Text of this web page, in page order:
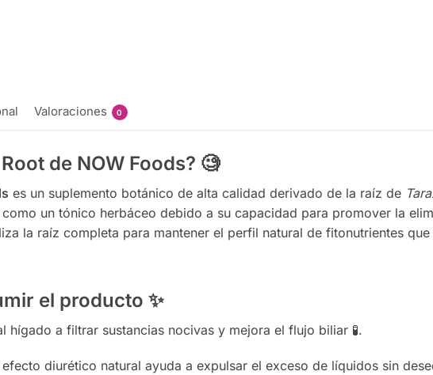
Valoraciones 0
de NOW Foods? 🧐
es un suplemento botánico de alta calidad derivado de la raíz de
un tónico herbáceo debido a su capacidad para promover la
la raíz completa para mantener el perfil natural de fitonutrientes
el producto ✨
hígado a filtrar sustancias nocivas y mejora el flujo biliar 🧪.
efecto diurético natural ayuda a expulsar el exceso de líquidos sin